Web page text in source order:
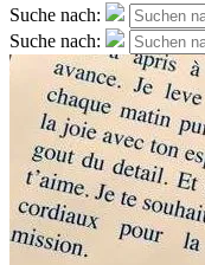
Suche nach:
Suche nach: